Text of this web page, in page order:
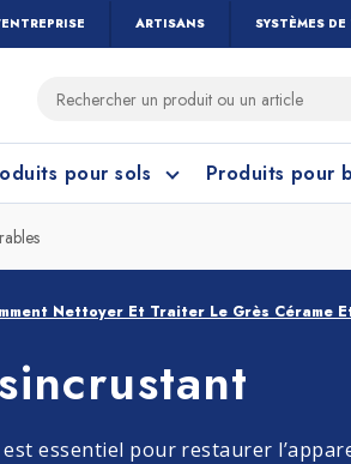
ARTISANS SYSTÈMES
Nettoyage Salle de Bain
pour sols
?
Grès cérame et céramique
Produits pour
Nettoyer Et Traiter Le Grès Cérame
essentiel pour restaurer